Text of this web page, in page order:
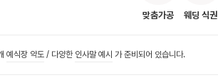
맞춤가공 웨딩 식권
예식장 약도 / 다양한 인사말 예시 가 준비되어 있습니다.